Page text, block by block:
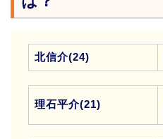
北信介(24)
理石平介(21)